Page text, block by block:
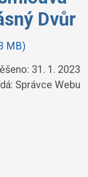
Dvůr
MB)
31. 1. 2023
Správce Webu